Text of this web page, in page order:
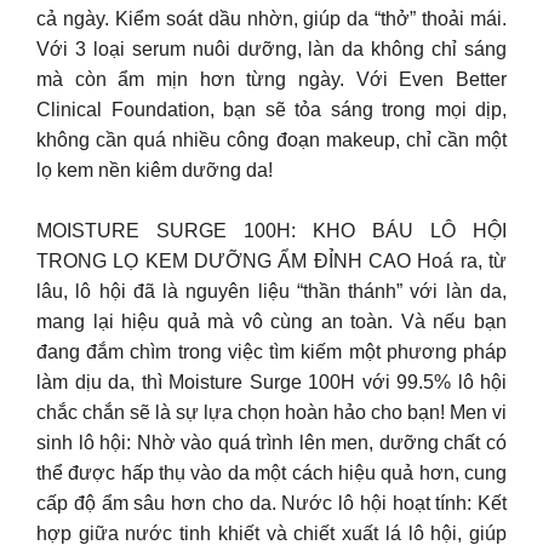
cả ngày. Kiểm soát dầu nhờn, giúp da “thở” thoải mái.
Với 3 loại serum nuôi dưỡng, làn da không chỉ sáng
mà còn ẩm mịn hơn từng ngày. Với Even Better
Clinical Foundation, bạn sẽ tỏa sáng trong mọi dịp,
không cần quá nhiều công đoạn makeup, chỉ cần một
lọ kem nền kiêm dưỡng da!
MOISTURE SURGE 100H: KHO BÁU LÔ HỘI
TRONG LỌ KEM DƯỠNG ẨM ĐỈNH CAO Hoá ra, từ
lâu, lô hội đã là nguyên liệu “thần thánh” với làn da,
mang lại hiệu quả mà vô cùng an toàn. Và nếu bạn
đang đắm chìm trong việc tìm kiếm một phương pháp
làm dịu da, thì Moisture Surge 100H với 99.5% lô hội
chắc chắn sẽ là sự lựa chọn hoàn hảo cho bạn! Men vi
sinh lô hội: Nhờ vào quá trình lên men, dưỡng chất có
thể được hấp thụ vào da một cách hiệu quả hơn, cung
cấp độ ẩm sâu hơn cho da. Nước lô hội hoạt tính: Kết
hợp giữa nước tinh khiết và chiết xuất lá lô hội, giúp